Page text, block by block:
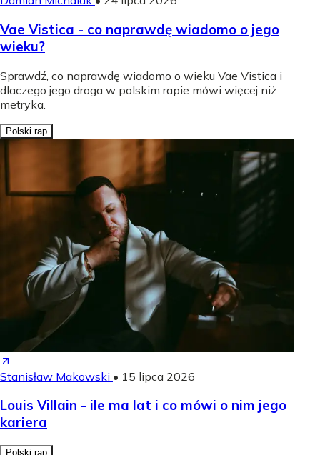
Vae Vistica - co naprawdę wiadomo o jego
wieku?
Sprawdź, co naprawdę wiadomo o wieku Vae Vistica i
dlaczego jego droga w polskim rapie mówi więcej niż
metryka.
Polski rap
Stanisław Makowski • 15 lipca 2026
Louis Villain - ile ma lat i co mówi o nim jego
kariera
Polski rap